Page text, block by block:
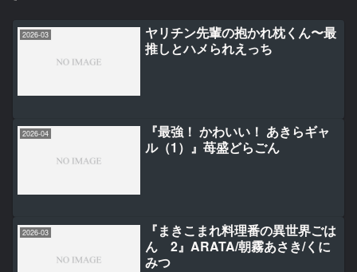
2026-03
ヤリチン先輩の抱かれ枕くん〜最
推しとハメられえっち
2026-04
『最強！ かわいい！ あきらギャ
ル（1）』苺盛どらごん
2026-03
『まきこまれ料理番の異世界ごは
ん 2』ARATA/朝霧あさき/くに
みつ